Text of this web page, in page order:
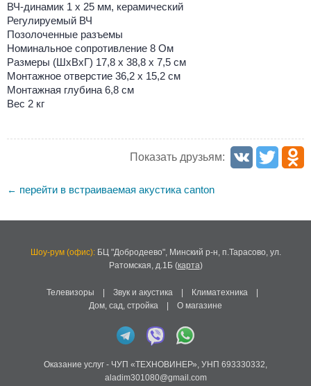
ВЧ-динамик 1 х 25 мм, керамический
Регулируемый ВЧ
Позолоченные разъемы
Номинальное сопротивление 8 Ом
Размеры (ШхВхГ) 17,8 х 38,8 х 7,5 см
Монтажное отверстие 36,2 х 15,2 см
Монтажная глубина 6,8 см
Вес 2 кг
Показать друзьям:
← перейти в встраиваемая акустика canton
Шоу-рум (офис):БЦ "Добродеево", Минский р-н, п.Тарасово, ул.
Ратомская, д.1Б(карта)
Телевизоры Звук и акустика Климатехника
Дом, сад, стройка
О магазине
Оказание услуг - ЧУП «ТЕХНОВИНЕР», УНП 693330332,
aladim301080@gmail.com